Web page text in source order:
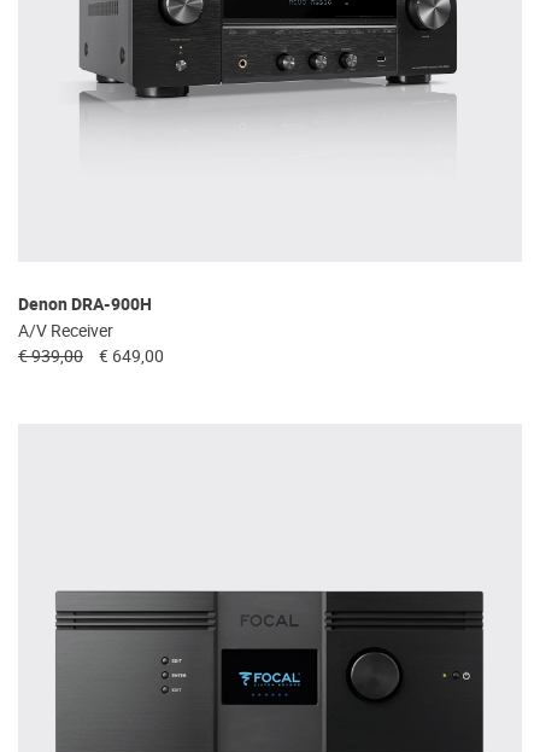
Denon DRA-900H
A/V Receiver
€ 939,00
€ 649,00